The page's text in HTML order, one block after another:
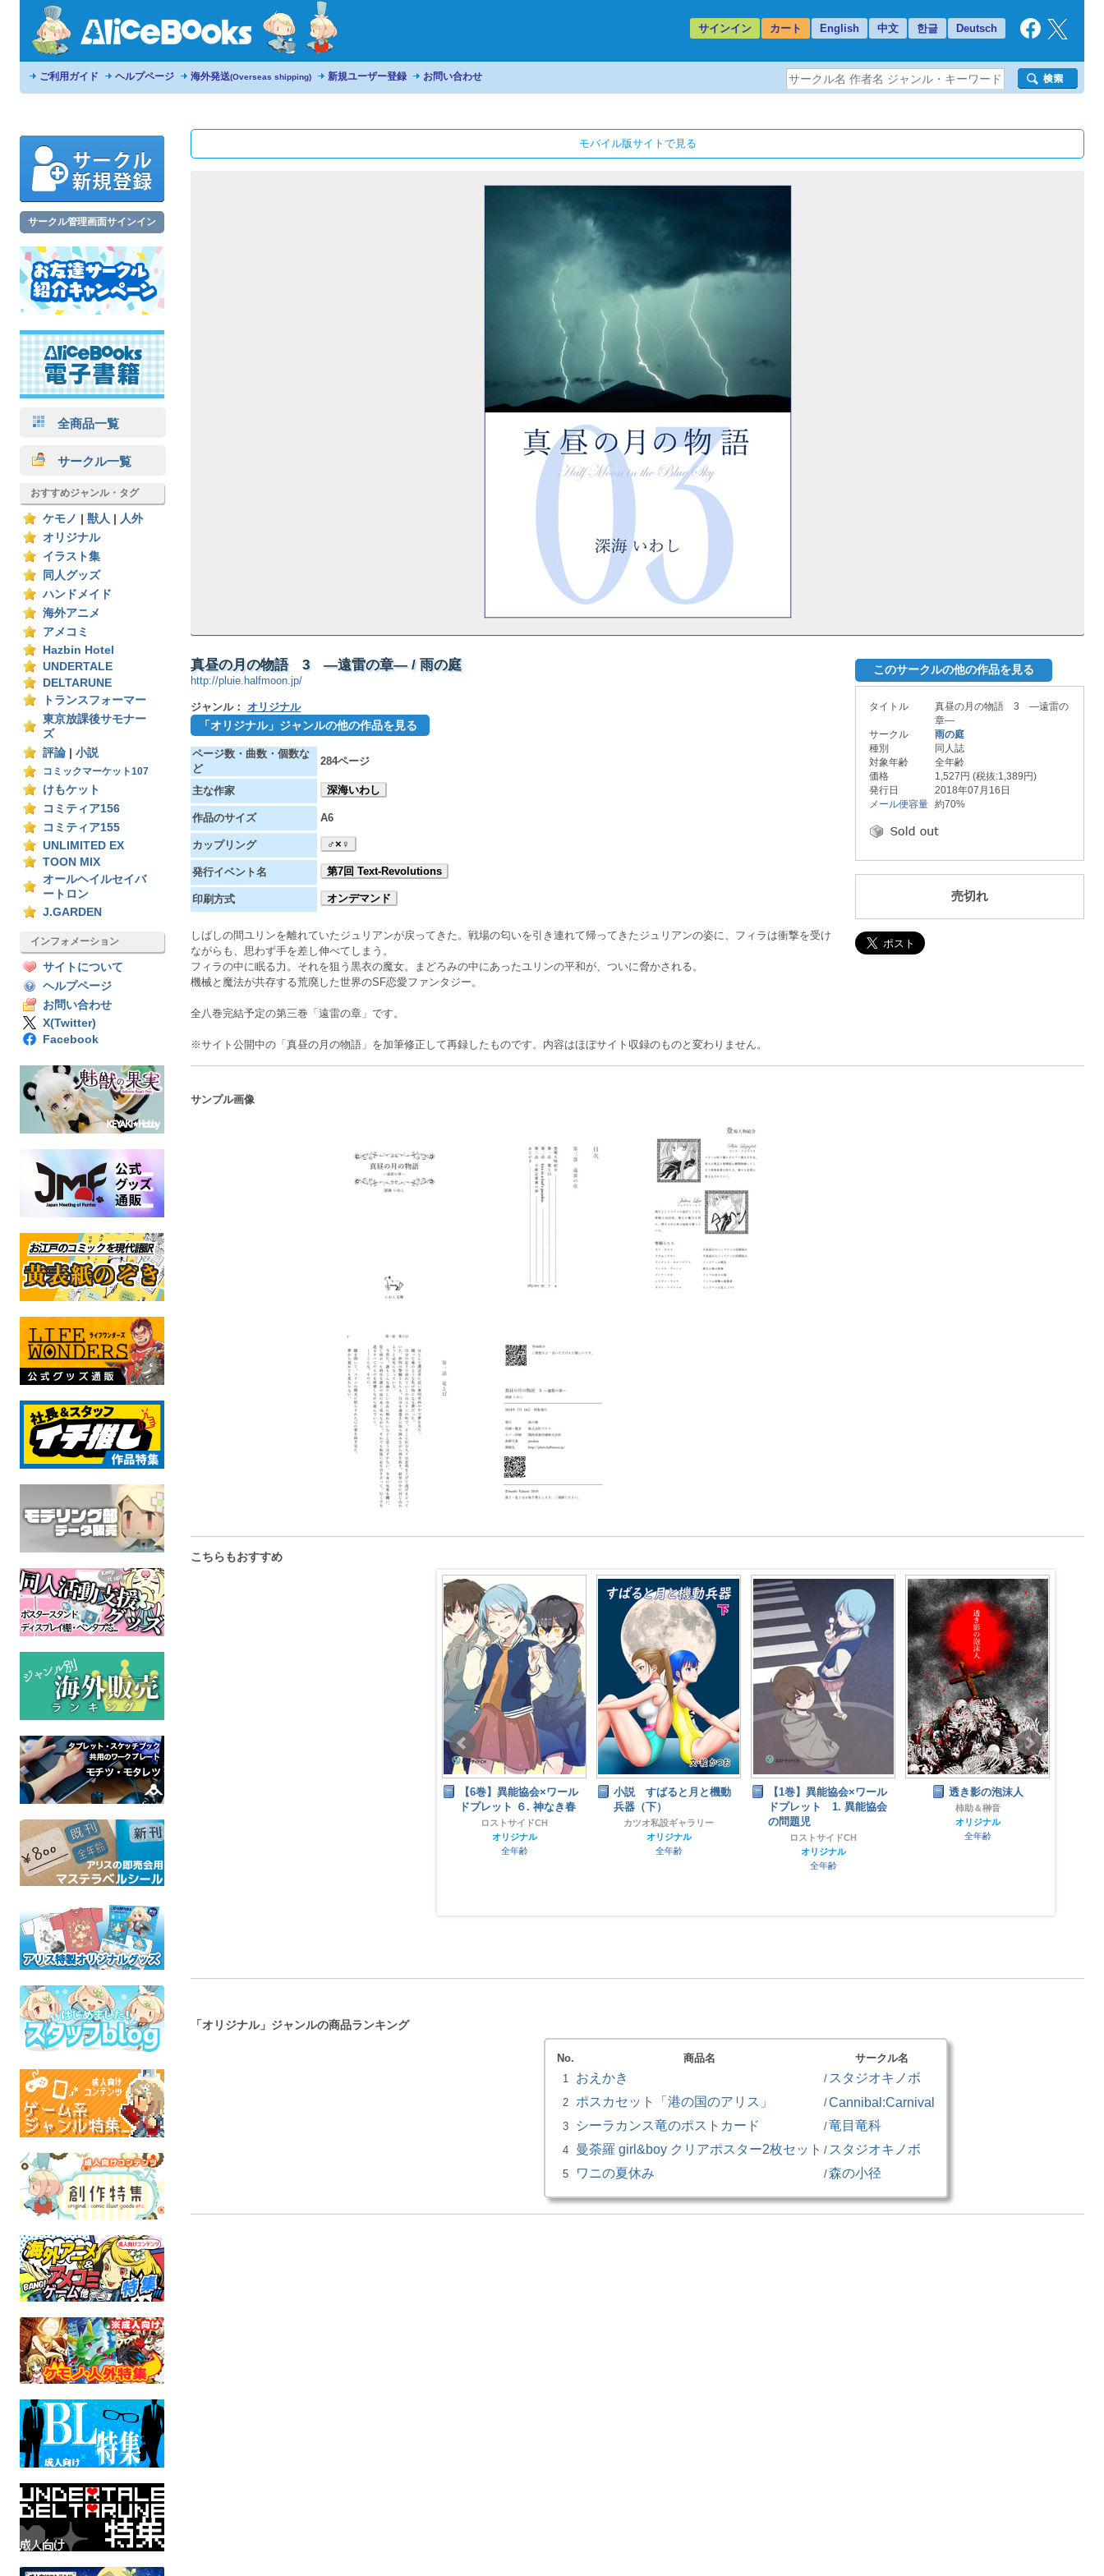
サインイン カート English 中文 한글 Deutsch
ご利用ガイド ヘルプページ 海外発送(Overseas shipping) 新規ユーザー登録 お問い合わせ
サークル管理画面サインイン
全商品一覧
サークル一覧
おすすめジャンル・タグ
ケモノ 獣人
人外
オリジナル
イラスト集
同人グッズ
ハンドメイド
海外アニメ
アメコミ
Hazbin Hotel
UNDERTALE
DELTARUNE
トランスフォーマー
東京放課後サモナー
ズ
評論
小説
コミックマーケット107
けもケット
コミティア156
コミティア155
UNLIMITED EX
TOON MIX
オールヘイルセイバ
ートロン
J.GARDEN
インフォメーション
サイトについて
ヘルプページ
お問い合わせ
X(Twitter)
Facebook
モバイル版サイトで見る
真昼の月の物語 3 ―遠雷の章― / 雨の庭
http://pluie.halfmoon.jp/
ジャンル： オリジナル
「オリジナル」ジャンルの他の作品を見る
ページ数・曲数・個数な
ど
284ページ
主な作家 深海いわし
作品のサイズ A6
カップリング ♂×♀
発行イベント名 第7回 Text-Revolutions
印刷方式 オンデマンド
しばしの間ユリンを離れていたジュリアンが戻ってきた。戦場の匂いを引き連れて帰ってきたジュリアンの姿に、フィラは衝撃を受け
ながらも、思わず手を差し伸べてしまう。
フィラの中に眠る力。それを狙う黒衣の魔女。まどろみの中にあったユリンの平和が、ついに脅かされる。
機械と魔法が共存する荒廃した世界のSF恋愛ファンタジー。
全八巻完結予定の第三巻「遠雷の章」です。
※サイト公開中の「真昼の月の物語」を加筆修正して再録したものです。内容はほぼサイト収録のものと変わりません。
このサークルの他の作品を見る
タイトル
真昼の月の物語 3 ―遠雷の
章―
サークル
雨の庭
種別
同人誌
対象年齢
全年齢
価格
1,527円 (税抜:1,389円)
発行日
2018年07月16日
メール便容量 約70%
売切れ
サンプル画像
こちらもおすすめ
合本版】異能協会×ワー
ドプレット総集編
/yourself; definition
ロストサイドCH
オリジナル
全年齢
【第三版】異能協会×ワー
ルドプレット総集編
上/world;
composition【仕様違
【6巻】異能協会×ワール
ドプレット ６. 神なき春
ロストサイドCH
オリジナル
全年齢
小説 すばると月と機動
兵器（下）
カツオ私設ギャラリー
オリジナル
全年齢
【1巻】異能協会×ワール
ドプレット 1. 異能協会
の問題児
ロストサイドCH
オリジナル
全年齢
透き影の泡沫人
柿助＆榊音
オリジナル
全年齢
「オリジナル」ジャンルの商品ランキング
No. 商品名
サークル名
1
おえかき / スタジオキノボ
2 ポスカセット「港の国のアリス」 /Cannibal:Carnival
3 シーラカンス竜のポストカード /竜目竜科
4 曼荼羅 girl&boy クリアポスター2枚セット / スタジオキノボ
5 ワニの夏休み /森の小径